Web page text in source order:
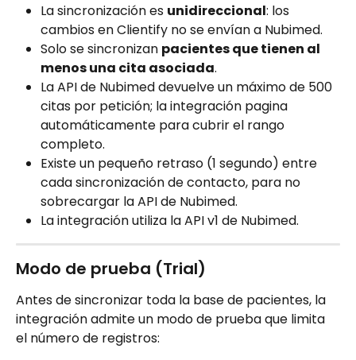
La sincronización es unidireccional: los
cambios en Clientify no se envían a Nubimed.
Solo se sincronizan pacientes que tienen al
menos una cita asociada.
La API de Nubimed devuelve un máximo de 500
citas por petición; la integración pagina
automáticamente para cubrir el rango
completo.
Existe un pequeño retraso (1 segundo) entre
cada sincronización de contacto, para no
sobrecargar la API de Nubimed.
La integración utiliza la API v1 de Nubimed.
Modo de prueba (Trial)
Antes de sincronizar toda la base de pacientes, la
integración admite un modo de prueba que limita
el número de registros: